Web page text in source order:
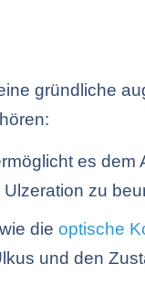
gründliche
es dem
zu
die optische
und den